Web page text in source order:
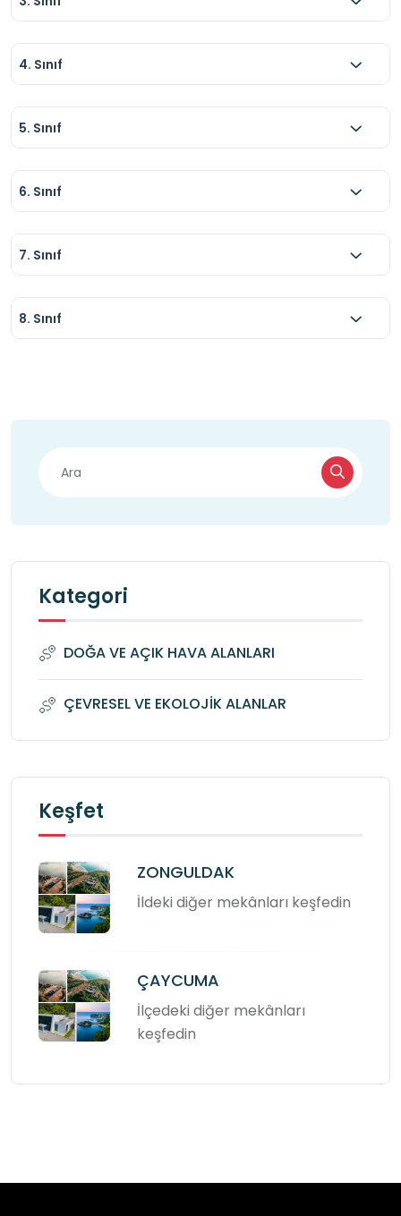
4. Sınıf
5. Sınıf
6. Sınıf
7. Sınıf
8. Sınıf
Kategori
DOĞA VE AÇIK HAVA ALANLARI
ÇEVRESEL VE EKOLOJİK ALANLAR
Keşfet
ZONGULDAK
İldeki diğer mekânları keşfedin
ÇAYCUMA
İlçedeki diğer mekânları
keşfedin